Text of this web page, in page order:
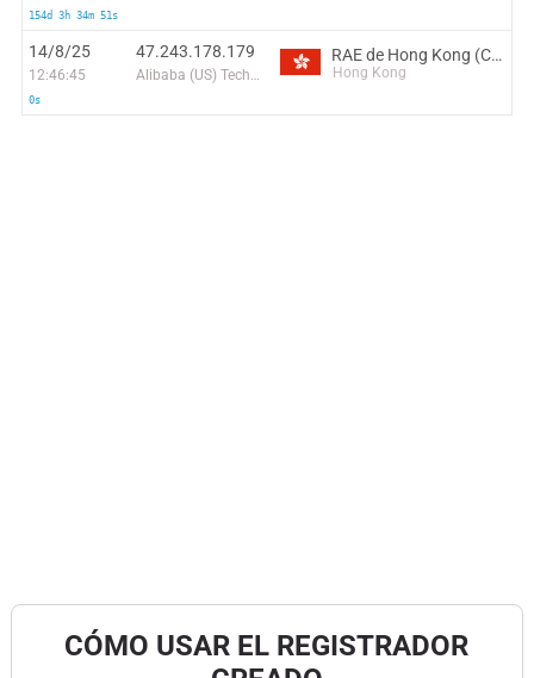
154d 3h 34m 51s
14/8/25
12:46:45
0s
47.243.178.179
Alibaba (US) Technology Co., Ltd.
RAE de Hong Kong (China)
Hong Kong
CÓMO USAR EL REGISTRADOR